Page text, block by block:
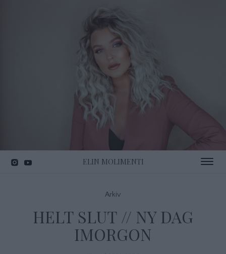
ELIN MOLIMENTI Toggle
Arkiv
HELT SLUT // NY DAG
IMORGON